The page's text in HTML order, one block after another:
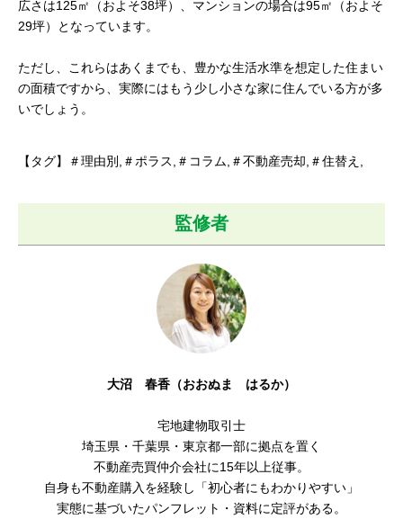
広さは125㎡（およそ38坪）、マンションの場合は95㎡（およそ
29坪）となっています。
ただし、これらはあくまでも、豊かな生活水準を想定した住まい
の面積ですから、実際にはもう少し小さな家に住んでいる方が多
いでしょう。
【タグ】＃理由別,＃ポラス,＃コラム,＃不動産売却,＃住替え,
監修者
大沼 春香（おおぬま はるか）
宅地建物取引士
埼玉県・千葉県・東京都一部に拠点を置く
不動産売買仲介会社に15年以上従事。
自身も不動産購入を経験し「初心者にもわかりやすい 」
実態に基づいたパンフレット・資料に定評がある。